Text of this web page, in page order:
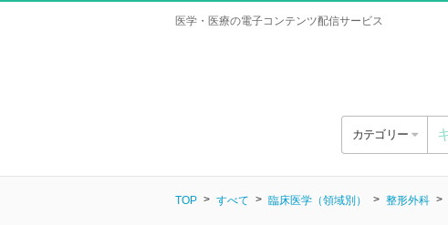
医学・医療の電子コンテンツ配信サービス
カテゴリー
TOP すべて 臨床医学（領域別） 整形外科